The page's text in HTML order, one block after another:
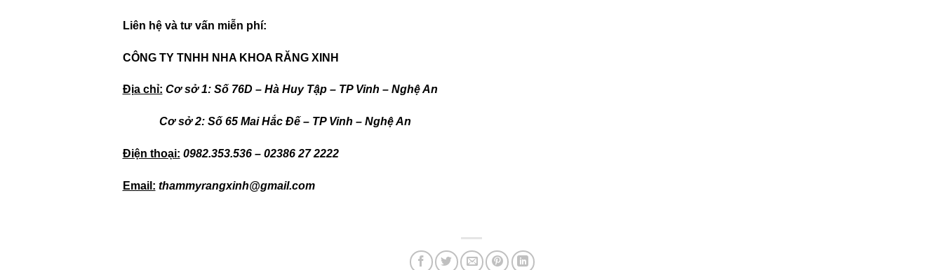
Liên hệ và tư vấn miễn phí:
CÔNG TY TNHH NHA KHOA RĂNG XINH
Địa chỉ: Cơ sở 1: Số 76D – Hà Huy Tập – TP Vinh – Nghệ An
Cơ sở 2: Số 65 Mai Hắc Đế – TP Vinh – Nghệ An
Điện thoại: 0982.353.536 – 02386 27 2222
Email: thammyrangxinh@gmail.com